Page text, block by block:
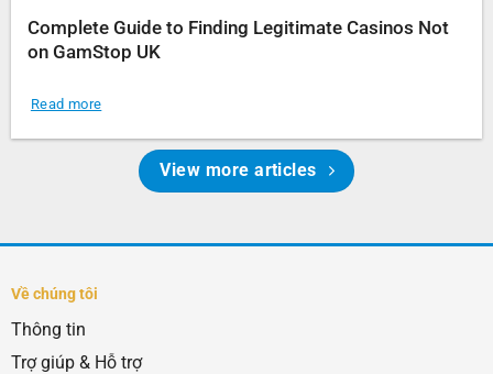
Complete Guide to Finding Legitimate Casinos Not
on GamStop UK
Read more
View more articles
Về chúng tôi
Thông tin
Trợ giúp & Hỗ trợ